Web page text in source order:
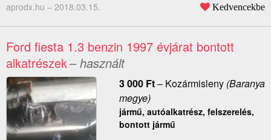
aprodx.hu – 2018.03.15. Kedvencekbe
Ford fiesta 1.3 benzin 1997 évjárat bontott
alkatrészek– használt
3 000 Ft– Kozármisleny(Baranya
megye)
jármű, autóalkatrész, felszerelés,
bontott jármű